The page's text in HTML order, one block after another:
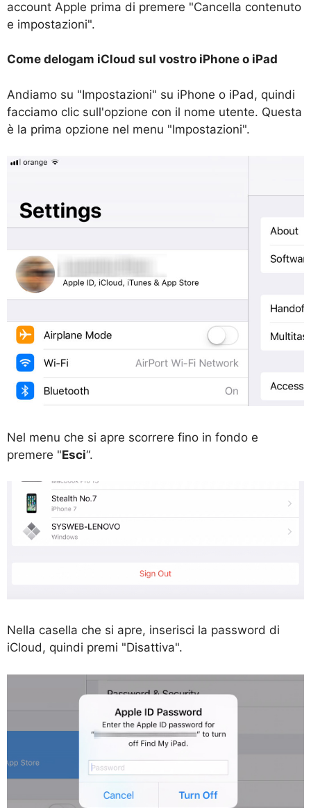
account Apple prima di premere "Cancella contenuto
e impostazioni".
Come delogam iCloud sul vostro iPhone o iPad
Andiamo su "Impostazioni" su iPhone o iPad, quindi
facciamo clic sull'opzione con il nome utente. Questa
è la prima opzione nel menu "Impostazioni".
Nel menu che si apre scorrere fino in fondo e
premere "Esci“.
Nella casella che si apre, inserisci la password di
iCloud, quindi premi "Disattiva".